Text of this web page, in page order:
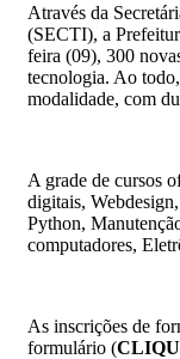
Através da
(SECTI), a
feira (09), 300
tecnologia. Ao
modalidade, com
A grade de cursos
digitais,
Python,
computadores,
As inscrições de
formulário (